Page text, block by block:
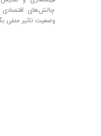
چالش‌های اقتصادی
وضعیت تاثیر منفی